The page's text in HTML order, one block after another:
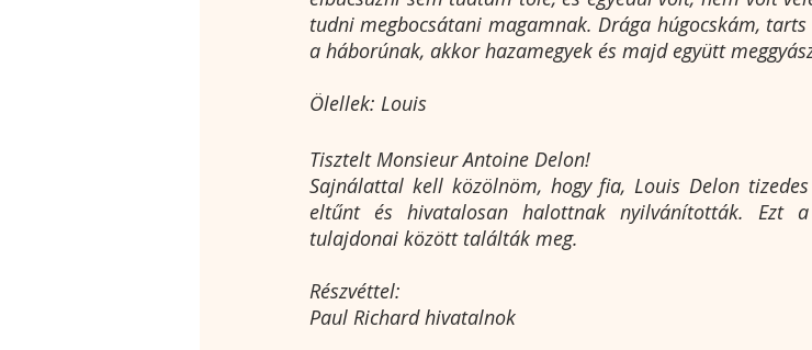
tudni megbocsátani magamnak. Drága húgocskám,
a háborúnak, akkor hazamegyek és majd együtt
Ölellek: Louis
Tisztelt Monsieur Antoine Delon!
Sajnálattal kell közölnöm, hogy fia, Louis Delon
eltűnt és hivatalosan halottnak nyilvánították. Ezt
tulajdonai között találták meg.
Részvéttel:
Paul Richard hivatalnok